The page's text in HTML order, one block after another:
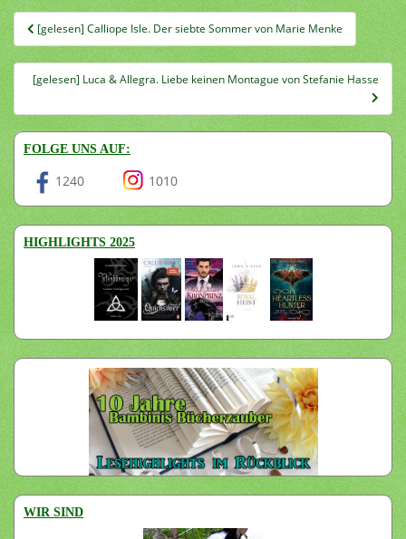
Beitragsnavigation
[gelesen] Calliope Isle. Der siebte Sommer von Marie Menke
[gelesen] Luca & Allegra. Liebe keinen Montague von Stefanie Hasse
FOLGE UNS AUF:
1240 1010
HIGHLIGHTS 2025
WIR SIND